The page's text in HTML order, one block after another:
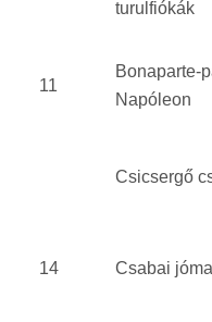
11
turulfiókák
Bonaparte-
Napóleon
Csicsergő
14 Csabai